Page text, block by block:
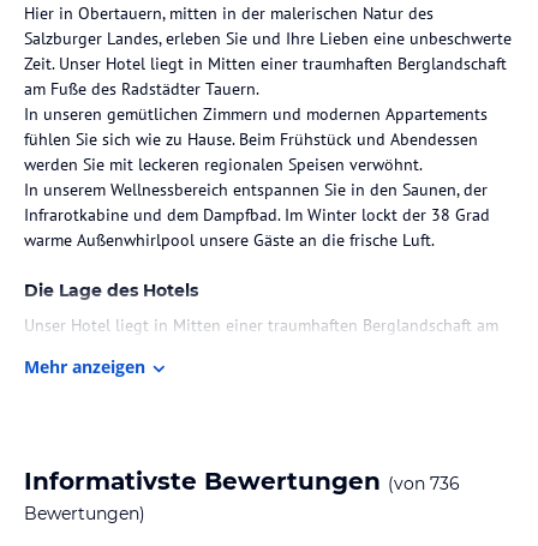
Hier in Obertauern, mitten in der malerischen Natur des
Salzburger Landes, erleben Sie und Ihre Lieben eine unbeschwerte
Zeit. Unser Hotel liegt in Mitten einer traumhaften Berglandschaft
am Fuße des Radstädter Tauern.
In unseren gemütlichen Zimmern und modernen Appartements
fühlen Sie sich wie zu Hause. Beim Frühstück und Abendessen
werden Sie mit leckeren regionalen Speisen verwöhnt.
In unserem Wellnessbereich entspannen Sie in den Saunen, der
Infrarotkabine und dem Dampfbad. Im Winter lockt der 38 Grad
warme Außenwhirlpool unsere Gäste an die frische Luft.
Die Lage des Hotels
Unser Hotel liegt in Mitten einer traumhaften Berglandschaft am
uns aus erreichen Sie wahlweise mit Ihrem eigenen PKW oder mit
Vom Hotel aus gibt es Winterwanderwege, Langlaufloipen (25 km),
Kutschenfahrten u. eine Rodelbahn mit Flutlicht.
Mehr anzeigen
Informativste Bewertungen (von 736
Bewertungen)